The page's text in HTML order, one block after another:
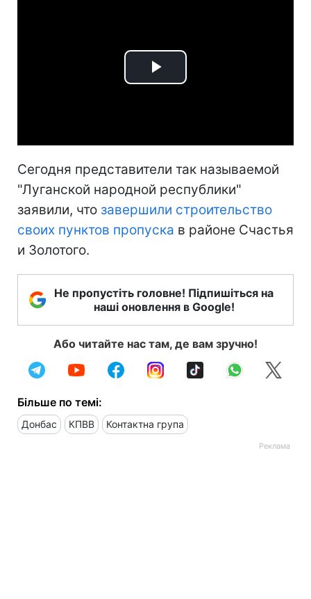
Play
Сегодня представители так называемой
"Луганской народной республики"
заявили, что завершили строительство
своих пунктов пропуска в районе Счастья
и Золотого.
Не пропустіть головне! Підпишіться на
наші оновлення в Google!
Або читайте нас там, де вам зручно!
Більше по темі:
Донбас КПВВ Контактна група